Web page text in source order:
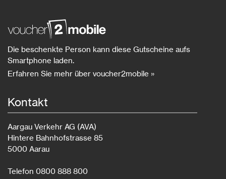
Die beschenkte Person kann diese Gutscheine aufs
Smartphone laden.
Erfahren Sie mehr über voucher2mobile »
Kontakt
Aargau Verkehr AG (AVA)
Hintere Bahnhofstrasse 85
5000 Aarau
Telefon 0800 888 800